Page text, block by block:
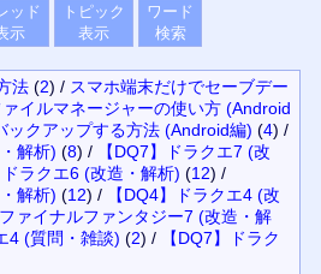
ッド
示
トピック
表示
ワード
検索
法 (2) / スマホ端末だけでセーブデー
ァイルマネージャーの使い方 (Android
ックアップする方法 (Android編) (4) /
解析) (8) /
【DQ7】ドラクエ7 (改
ドラクエ6 (改造・解析) (12) /
解析) (12) /
【DQ4】ドラクエ4 (改
ファイナルファンタジー7 (改造・解
4 (質問・雑談) (2) /
【DQ7】ドラク